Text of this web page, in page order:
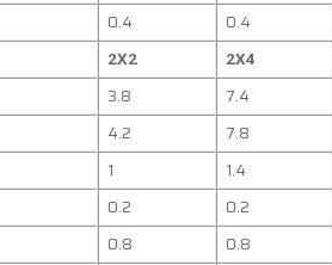
0.4 0.4
2X2 2X4
3.8 7.4
4.2 7.8
1 1.4
0.2 0.2
0.8 0.8